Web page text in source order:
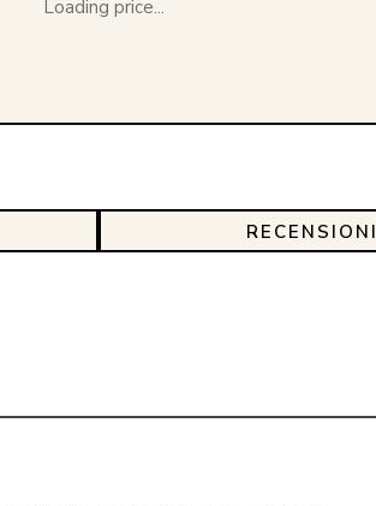
Loading price...
RECENSIONI